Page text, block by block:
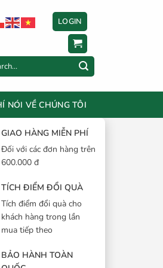
LOGIN
NÓI VỀ CHÚNG TÔI
GIAO HÀNG MIỄN PHÍ
Đối với các đơn hàng trên
600.000 đ
TÍCH ĐIỂM ĐỔI QUÀ
Tích điểm đổi quà cho
khách hàng trong lần
mua tiếp theo
BẢO HÀNH TOÀN